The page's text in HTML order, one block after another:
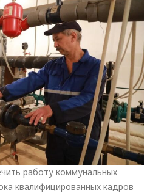
работу коммунальных
квалифицированных кадров